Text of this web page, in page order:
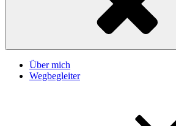
Über mich
Wegbegleiter